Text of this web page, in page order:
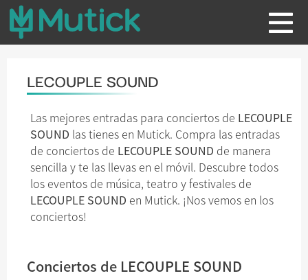
LECOUPLE SOUND
Las mejores entradas para conciertos de LECOUPLE
SOUND las tienes en Mutick. Compra las entradas
de conciertos de LECOUPLE SOUND de manera
sencilla y te las llevas en el móvil. Descubre todos
los eventos de música, teatro y festivales de
LECOUPLE SOUND en Mutick. ¡Nos vemos en los
conciertos!
Conciertos de LECOUPLE SOUND